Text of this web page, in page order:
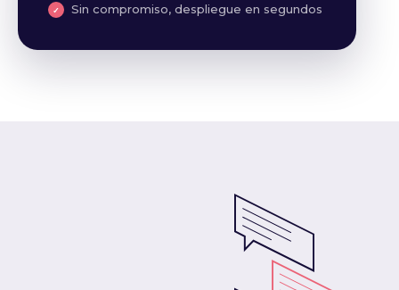
Sin compromiso, despliegue en segundos